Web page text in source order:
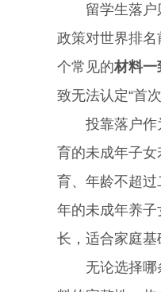
留学生落户则
政策对世界排
个常见的材料一
致无法认定“首
投靠落户作为
育的未成年子
育、年龄不超
年的未成年养
长，适合家庭基
无论选择哪条